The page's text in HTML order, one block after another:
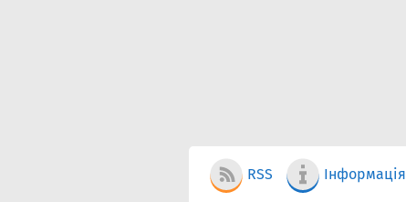
RSS Інформація